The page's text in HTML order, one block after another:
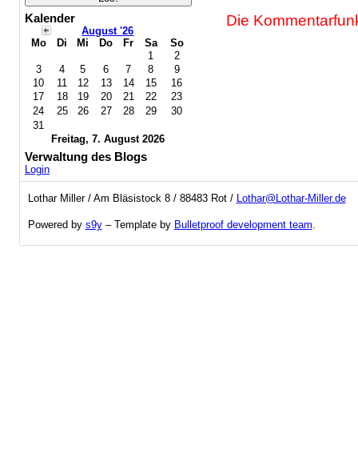
Kalender
August '26
Mo
Di Mi Do Fr Sa So
Freitag, 7. August 2026
1
2
3
4 5 6 7 8
9
10
11 12 13 14 15
16
17
18 19 20 21 22
23
24
25 26 27 28 29
30
31
Verwaltung des Blogs
Login
Die
Lothar Miller / Am Bläsistock 8 / 88483 Rot / Lothar@Lothar-Miller.de
Powered by s9y– Template by Bulletproof development team